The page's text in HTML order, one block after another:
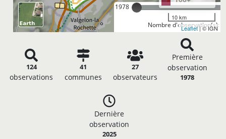
1978
Nombre d'observation(s):
10 km
Leaflet| © IGN
124
observations
41
communes
27
observateurs
Première
observation
1978
Dernière
observation
2025